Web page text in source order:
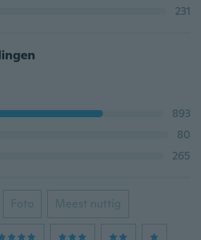
231
893
80
265
Foto Meest nuttig